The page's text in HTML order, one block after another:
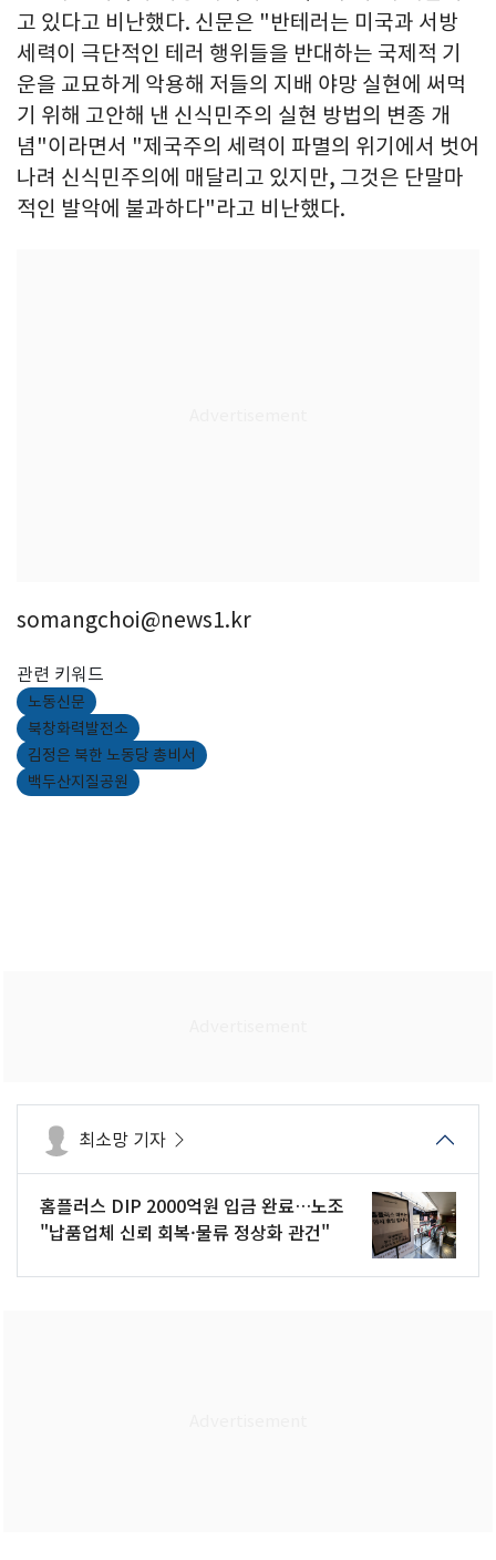
고 있다고 비난했다. 신문은 "반테러는 미국과 서방
세력이 극단적인 테러 행위들을 반대하는 국제적 기
운을 교묘하게 악용해 저들의 지배 야망 실현에 써먹
기 위해 고안해 낸 신식민주의 실현 방법의 변종 개
념"이라면서 "제국주의 세력이 파멸의 위기에서 벗어
나려 신식민주의에 매달리고 있지만, 그것은 단말마
적인 발악에 불과하다"라고 비난했다.
somangchoi@news1.kr
관련 키워드
노동신문
북창화력발전소
김정은 북한 노동당 총비서
백두산지질공원
최소망 기자
홈플러스 DIP 2000억원 입금 완료…노조
"납품업체 신뢰 회복·물류 정상화 관건"